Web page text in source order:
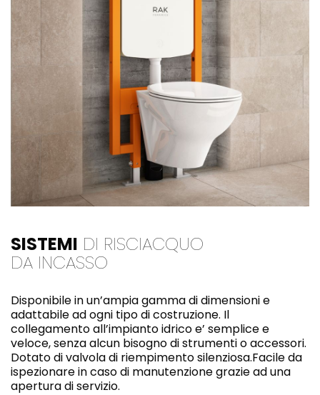
SISTEMI DI RISCIACQUO
DA INCASSO
Disponibile in un’ampia gamma di dimensioni e
adattabile ad ogni tipo di costruzione. Il
collegamento all’impianto idrico e’ semplice e
veloce, senza alcun bisogno di strumenti o accessori.
Dotato di valvola di riempimento silenziosa.Facile da
ispezionare in caso di manutenzione grazie ad una
apertura di servizio.